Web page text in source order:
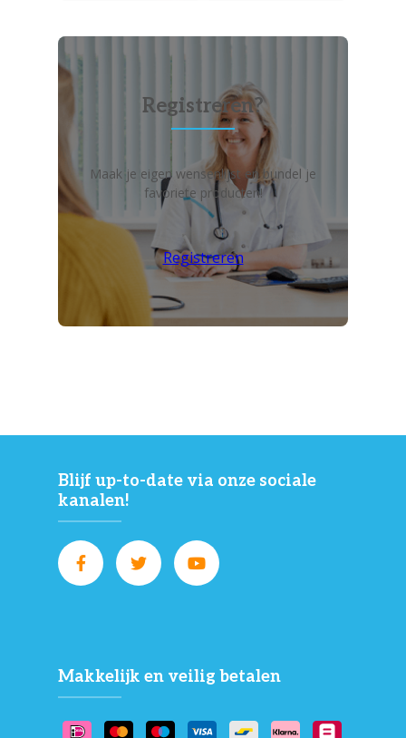
Registreren?
Maak je eigen wensenlijst en bundel je
favoriete producten!
Registreren
Blijf up-to-date via onze sociale
kanalen!
Makkelijk en veilig betalen